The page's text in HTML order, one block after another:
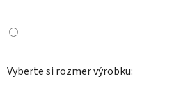
Vyberte si rozmer výrobku: